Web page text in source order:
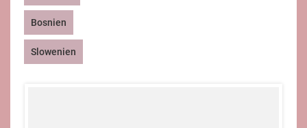
Bosnien
Slowenien